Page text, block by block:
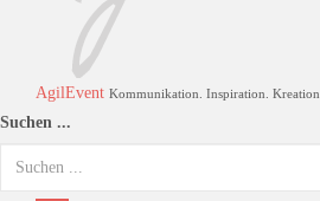
AgilEvent Kommunikation. Inspiration. Kreation.
Suchen ...